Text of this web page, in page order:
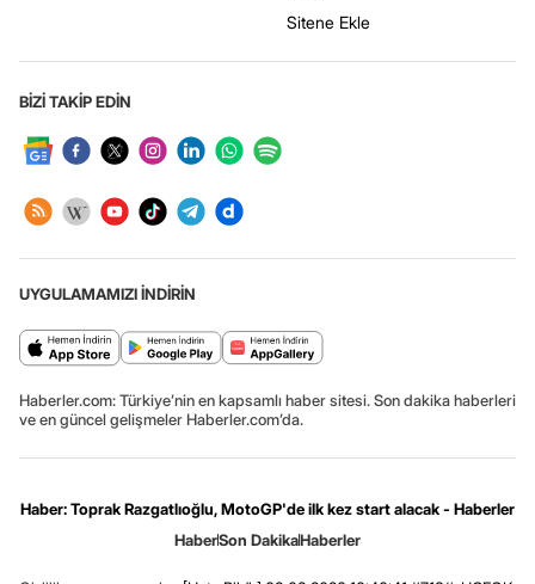
Sitene Ekle
BİZİ TAKİP EDİN
UYGULAMAMIZI İNDİRİN
Haberler.com: Türkiye’nin en kapsamlı haber sitesi. Son dakika haberleri
ve en güncel gelişmeler Haberler.com’da.
Haber: Toprak Razgatlıoğlu, MotoGP'de ilk kez start alacak - Haberler
HaberSon DakikaHaberler